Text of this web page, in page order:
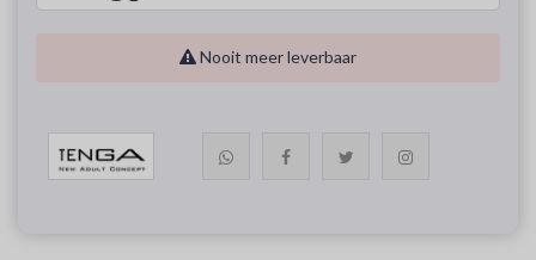
Nooit meer leverbaar